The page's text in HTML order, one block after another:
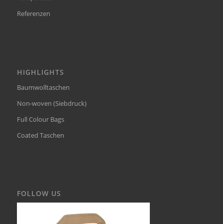
Referenzen
HIGHLIGHTS
Baumwolltaschen
Non-woven (Siebdruck)
Full Colour Bags
Coated Taschen
FOLLOW US